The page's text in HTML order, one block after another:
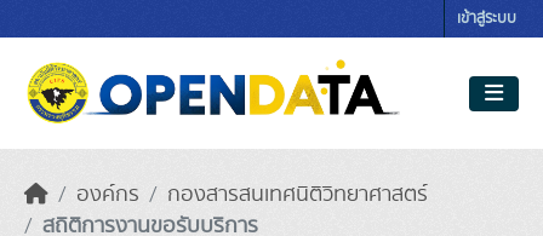
เข้าสู่ระบบ
องค์กร
กองสารสนเทศนิติวิทยาศาสตร์
สถิติการงานขอรับบริการ